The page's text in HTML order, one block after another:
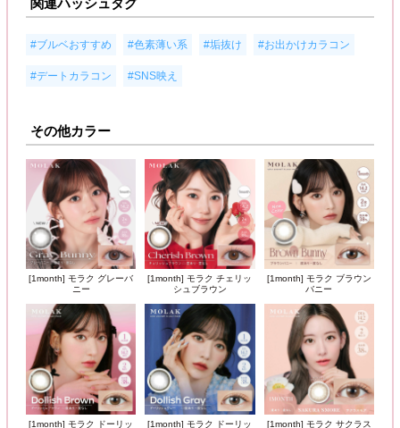
#ブルベおすすめ #色素薄い系 #垢抜け #お出かけカラコン
#デートカラコン #SNS映え
その他カラー
[1month] モラク グレーバ
ニー
[1month] モラク チェリッ
シュブラウン
[1month] モラク ブラウン
バニー
[1month] モラク ドーリッ [1month] モラク ドーリッ [1month] モラク サクラス